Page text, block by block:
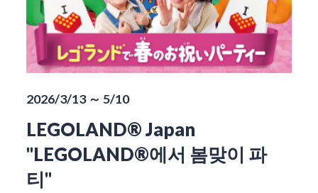
2026/3/13 ～ 5/10
LEGOLAND® Japan
"LEGOLAND®에서 봄맞이 파
티"